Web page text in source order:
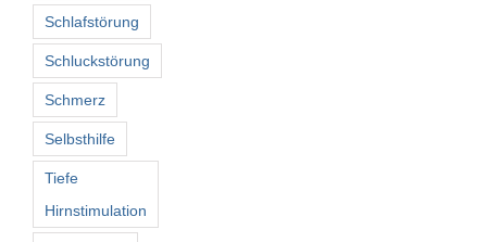
Schlafstörung
Schluckstörung
Schmerz
Selbsthilfe
Tiefe
Hirnstimulation